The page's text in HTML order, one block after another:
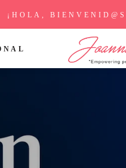
¡HOLA,